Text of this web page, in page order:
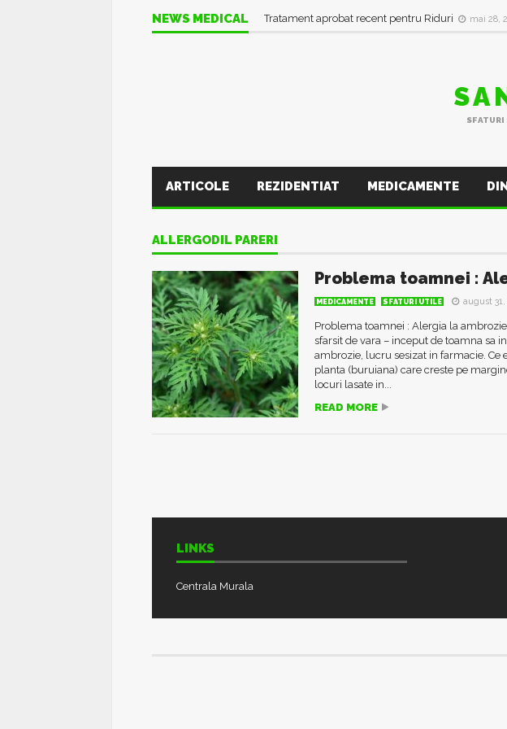
NEWS MEDICAL Tratament aprobat recent pentru Riduri mai 28,
SFATURI
ARTICOLE REZIDENTIAT MEDICAMENTE
ALLERGODIL PARERI
Problema toamnei :
MEDICAMENTE SFATURI UTILE august 31,
Problema toamnei : Alergia la
sfarsit de vara – inceput de toamna sa
ambrozie, lucru sesizat in farmacie. Ce
planta (buruiana) care creste pe
locuri lasate in...
READ MORE
LINKS
Centrala Murala